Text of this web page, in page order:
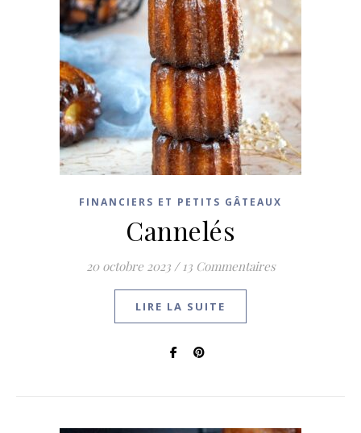
FINANCIERS ET PETITS GÂTEAUX
Cannelés
20 octobre 2023 / 13 Commentaires
LIRE LA SUITE